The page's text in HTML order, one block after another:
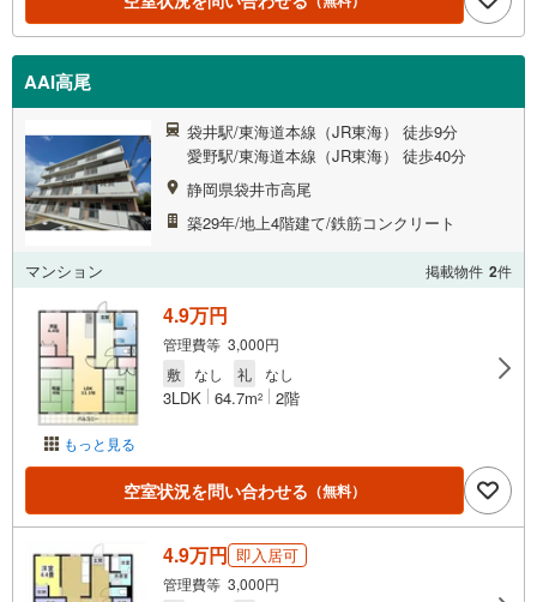
AAI高尾
袋井駅/東海道本線（JR東海） 徒歩9分
愛野駅/東海道本線（JR東海） 徒歩40分
静岡県袋井市高尾
築29年/地上4階建て/鉄筋コンクリート
マンション 掲載物件 2件
もっと見る
4.9万円
管理費等 3,000円
敷
なし 礼 なし
3LDK 64.7m2 2階
空室状況を問い合わせる （無料）
4.9万円 即入居可
管理費等 3,000円